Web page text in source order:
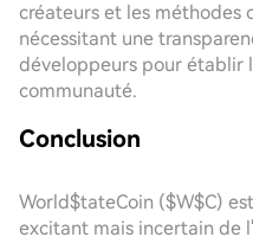
créateurs et les méthodes
nécessitant une
développeurs pour établir
communauté.
Conclusion
World$tateCoin ($W$C)
excitant mais incertain de